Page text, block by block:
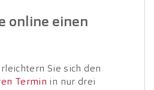
online einen
Sie sich den
Termin in nur drei